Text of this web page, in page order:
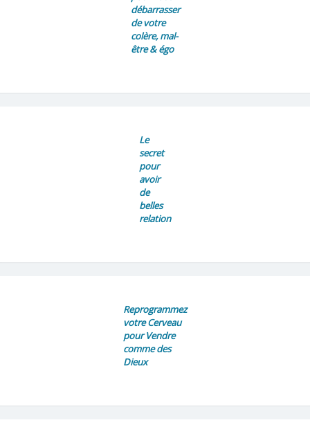
débarrasser
de votre
colère, mal-
être & égo
Le
secret
pour
avoir
de
belles
relation
Reprogrammez
votre Cerveau
pour Vendre
comme des
Dieux